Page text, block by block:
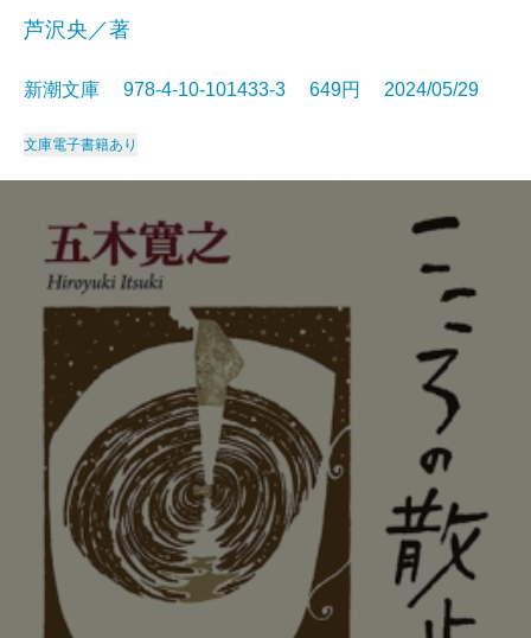
芦沢央／著
新潮文庫 978-4-10-101433-3 649円 2024/05/29
文庫電子書籍あり